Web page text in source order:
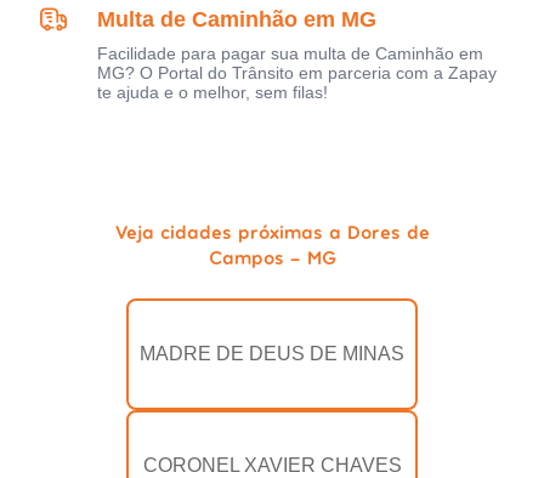
Multa de Caminhão em MG
Facilidade para pagar sua multa de Caminhão em
MG? O Portal do Trânsito em parceria com a Zapay
te ajuda e o melhor, sem filas!
Veja cidades próximas a Dores de
Campos - MG
MADRE DE DEUS DE MINAS
CORONEL XAVIER CHAVES